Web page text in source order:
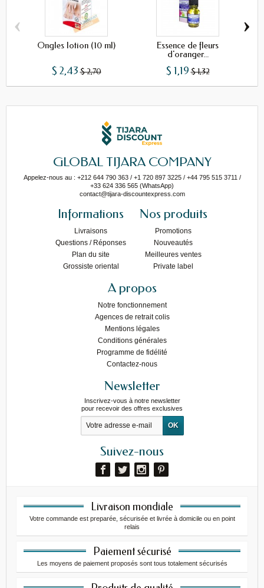
Ongles lotion (10 ml)
$ 2,43 $ 2,70
Essence de fleurs
d'oranger...
$ 1,19 $ 1,32
‹ ›
GLOBAL TIJARA COMPANY
Appelez-nous au : +212 644 790 363 / +1 720 897 3225 / +44 795 515 3711 /
+33 624 336 565 (WhatsApp)
contact@tijara-discountexpress.com
Informations
Livraisons
Questions / Réponses
Plan du site
Grossiste oriental
Nos produits
Promotions
Nouveautés
Meilleures ventes
Private label
A propos
Notre fonctionnement
Agences de retrait colis
Mentions légales
Conditions générales
Programme de fidélité
Contactez-nous
Newsletter
Inscrivez-vous à notre newsletter
pour recevoir des offres exclusives
Suivez-nous
Livraison mondiale
Votre commande est preparée, sécurisée et livrée à domicile ou en point
relais
Paiement sécurisé
Les moyens de paiement proposés sont tous totalement sécurisés